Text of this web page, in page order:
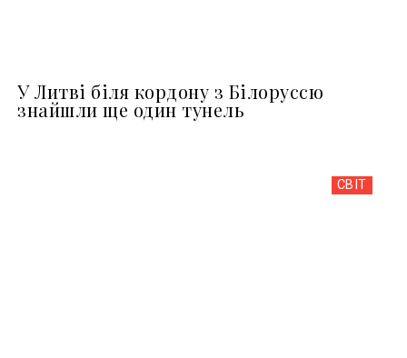
У Литві біля кордону з Білоруссю
знайшли ще один тунель
СВІТ